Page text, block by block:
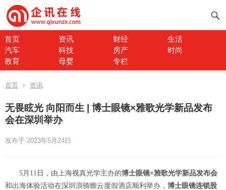
首页 资讯 财经
生活
汽车
科技 房产
时尚
教育
母婴 专栏
首页 资讯
无畏眩光 向阳而生 | 博士眼镜×雅歌光学新品发布
会在深圳举办
发布于 2023年5月24日
5月11日，由上海视真光学主办的博士眼镜×雅歌光学新品发布会
和出海体验活动在深圳浪骑瞻云度假酒店顺利举办， 博士眼镜连锁股